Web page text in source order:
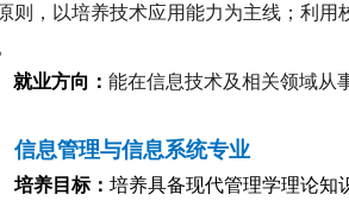
则，以培养技术应用能力为主线；利用
就业方向 ： 能在信息技术及相关领域从
信息管理与信息系统专业
培养目标： 培养具备现代管理学理论知